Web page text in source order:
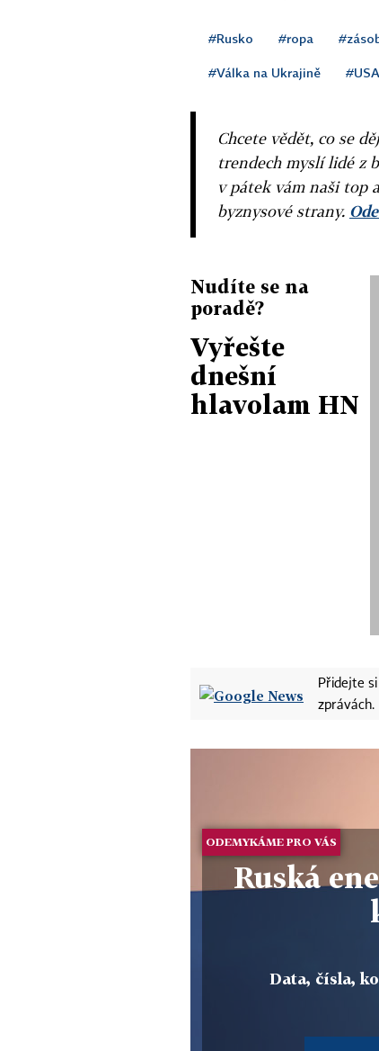
#Rusko #ropa
#Válka na Ukrajině #USA
Chcete vědět, co se
trendech myslí lidé z
v pátek vám naši top
byznysové strany.
Nudíte se na
poradě?
Vyřešte
dnešní
hlavolam HN
Přidejte
zprávách.
ODEMYKÁME PRO VÁS
Ruská
Data, čísla,